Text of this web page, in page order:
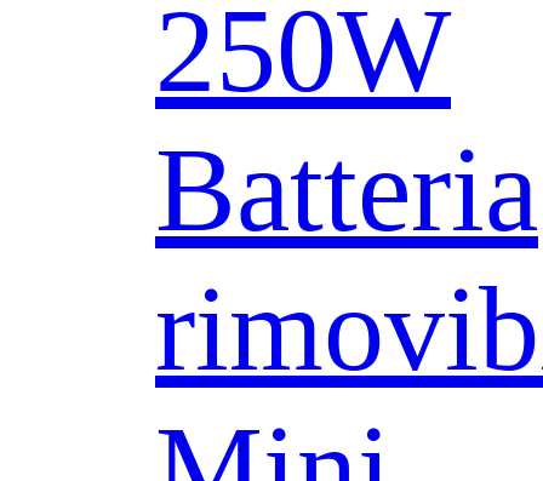
250W
Batteria